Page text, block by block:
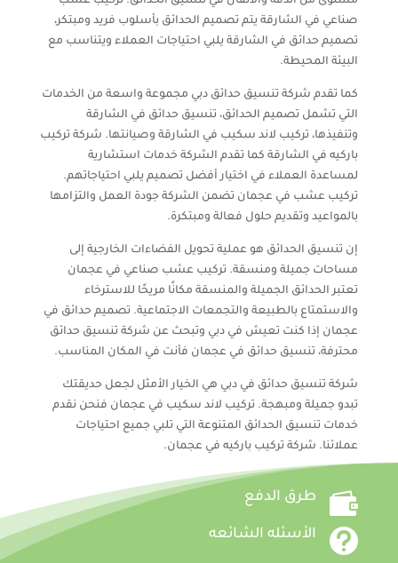
صناعي في الشارقة يتم تصميم الحدائق بأسلوب فريد ومبتكر،
تصميم حدائق في الشارقة يلبي احتياجات العملاء ويتناسب مع
البيئة المحيطة.
كما تقدم شركة تنسيق حدائق دبي مجموعة واسعة من الخدمات
التي تشمل تصميم الحدائق، تنسيق حدائق في الشارقة
وتنفيذها، تركيب لاند سكيب في الشارقة وصيانتها. شركة تركيب
باركيه في الشارقة كما تقدم الشركة خدمات استشارية
لمساعدة العملاء في اختيار أفضل تصميم يلبي احتياجاتهم.
تركيب عشب في عجمان تضمن الشركة جودة العمل والتزامها
بالمواعيد وتقديم حلول فعالة ومبتكرة.
إن تنسيق الحدائق هو عملية تحويل الفضاءات الخارجية إلى
مساحات جميلة ومنسقة. تركيب عشب صناعي في عجمان
تعتبر الحدائق الجميلة والمنسقة مكانًا مريحًا للاسترخاء
والاستمتاع بالطبيعة والتجمعات الاجتماعية. تصميم حدائق في
عجمان إذا كنت تعيش في دبي وتبحث عن شركة تنسيق حدائق
محترفة، تنسيق حدائق في عجمان فأنت في المكان المناسب.
شركة تنسيق حدائق في دبي هي الخيار الأمثل لجعل حديقتك
تبدو جميلة ومبهجة. تركيب لاند سكيب في عجمان فنحن نقدم
خدمات تنسيق الحدائق المتنوعة التي تلبي جميع احتياجات
عملائنا. شركة تركيب باركيه في عجمان.
 طرق الدفع
 الأسئله الشائعه